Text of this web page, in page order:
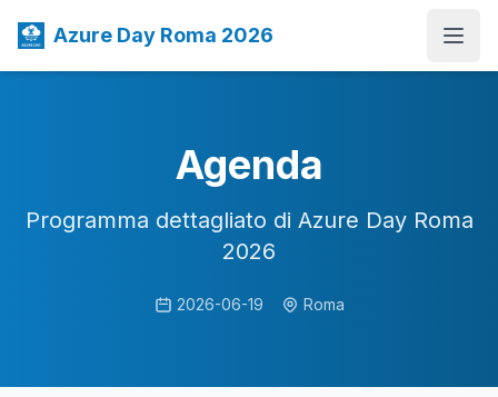
Azure Day Roma 2026
Agenda
Programma dettagliato di Azure Day Roma
2026
2026-06-19 Roma